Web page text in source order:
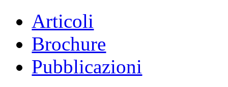
Articoli
Brochure
Pubblicazioni